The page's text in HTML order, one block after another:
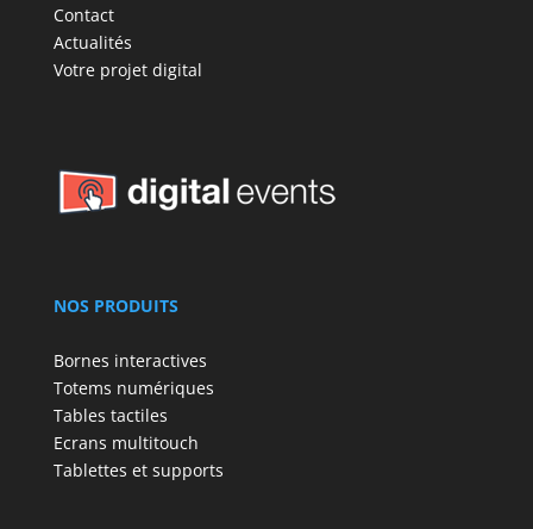
Contact
Actualités
Votre projet digital
NOS PRODUITS
Bornes interactives
Totems numériques
Tables tactiles
Ecrans multitouch
Tablettes et supports